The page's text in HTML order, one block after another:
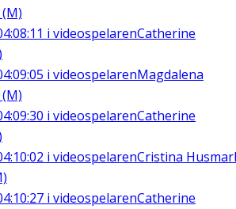
i videospelarenCatherine
i videospelarenMagdalena
i videospelarenCatherine
i videospelarenCristina
i videospelarenCatherine